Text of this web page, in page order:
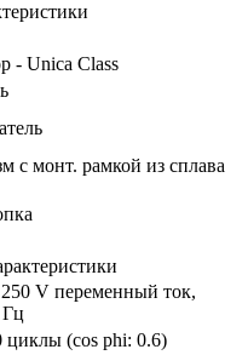
- Unica Class
с монт. рамкой из сплава
V переменный ток,
Гц
циклы (cos phi: 0.6)